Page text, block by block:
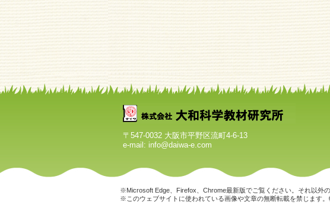
〒547-0032 大阪市平野区流町4-6-13
e-mail: info@daiwa-e.com
※Microsoft Edge、Firefox、Chrome最新版でご覧ください。それ以外
※このウェブサイトに使われている画像や文章の無断転載を禁じます